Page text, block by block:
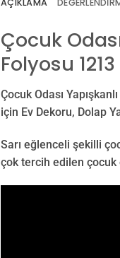
Çocuk
Folyosu 1213
Çocuk Odası
için Ev Dekoru, Dolap
Sarı eğlenceli şekilli
çok tercih edilen çocuk